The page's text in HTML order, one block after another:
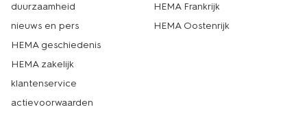
duurzaamheid
nieuws en pers
HEMA geschiedenis
HEMA zakelijk
klantenservice
actievoorwaarden
HEMA Frankrijk
HEMA Oostenrijk